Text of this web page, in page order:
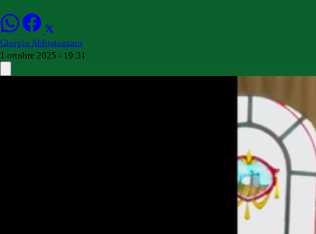
Giorgio Abbratozzato
1 ottobre 2025 - 19:31